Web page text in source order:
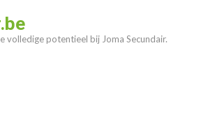
volledige potentieel bij Joma Secundair.